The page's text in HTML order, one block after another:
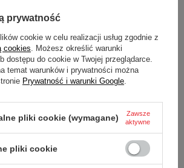
Kaski
Czarny
prywatność
cookie w celu realizacji usług zgodnie z
cookies . Możesz określić warunki
dostępu do cookie w Twojej przeglądarce.
temat warunków i prywatności można
Prywatność i warunki Google
pliki cookie (wymagane)
Zawsze
aktywne
pliki cookie